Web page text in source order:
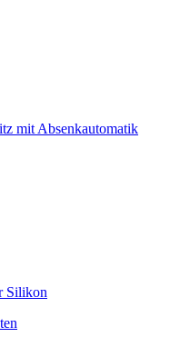
mit Absenkautomatik
Silikon